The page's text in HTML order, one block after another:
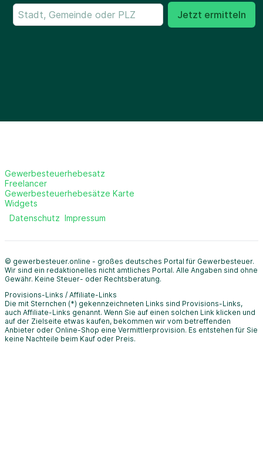
Jetzt ermitteln
Gewerbesteuerhebesatz
Freelancer
Gewerbesteuerhebesätze Karte
Widgets
Datenschutz Impressum
© gewerbesteuer.online - großes deutsches Portal für Gewerbesteuer.
Wir sind ein redaktionelles nicht amtliches Portal. Alle Angaben sind ohne
Gewähr. Keine Steuer- oder Rechtsberatung.
Provisions-Links / Affiliate-Links
Die mit Sternchen (*) gekennzeichneten Links sind Provisions-Links,
auch Affiliate-Links genannt. Wenn Sie auf einen solchen Link klicken und
auf der Zielseite etwas kaufen, bekommen wir vom betreffenden
Anbieter oder Online-Shop eine Vermittlerprovision. Es entstehen für Sie
keine Nachteile beim Kauf oder Preis.